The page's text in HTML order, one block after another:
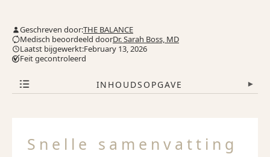
Geschreven door:THE BALANCE
Medisch beoordeeld doorDr. Sarah Boss, MD
Laatst bijgewerkt:February 13, 2026
Feit gecontroleerd
INHOUDSOPGAVE ▾
Snelle samenvatting